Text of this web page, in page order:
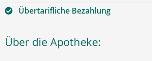
Übertarifliche Bezahlung
Über die Apotheke: